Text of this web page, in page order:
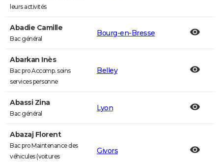
leurs activités
Abadie Camille
Bac général
Bourg-en-Bresse
Abarkan Inès
Bac pro Accomp. soins
services personne
Belley
Abassi Zina
Bac général
Lyon
Abazaj Florent
Bac pro Maintenance des
véhicules (voitures
Givors